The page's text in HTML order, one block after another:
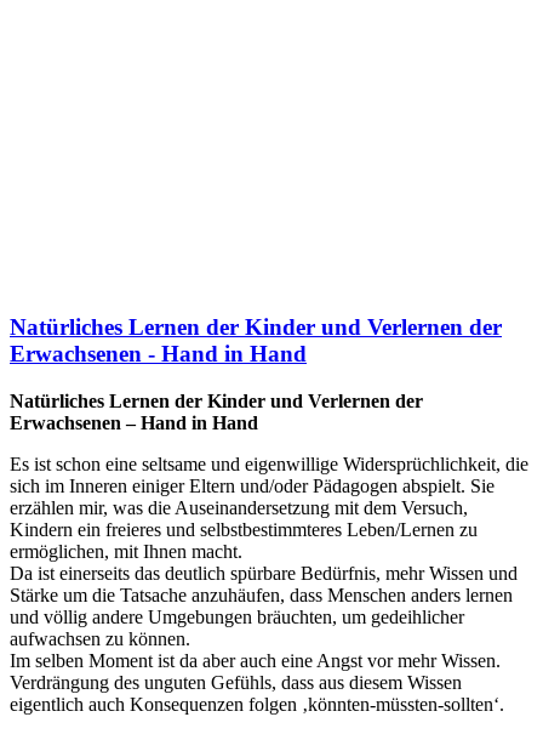
Natürliches Lernen der Kinder und Verlernen der
Erwachsenen - Hand in Hand
Natürliches Lernen der Kinder und Verlernen der
Erwachsenen – Hand in Hand
Es ist schon eine seltsame und eigenwillige Widersprüchlichkeit, die
sich im Inneren einiger Eltern und/oder Pädagogen abspielt. Sie
erzählen mir, was die Auseinandersetzung mit dem Versuch,
Kindern ein freieres und selbstbestimmteres Leben/Lernen zu
ermöglichen, mit Ihnen macht.
Da ist einerseits das deutlich spürbare Bedürfnis, mehr Wissen und
Stärke um die Tatsache anzuhäufen, dass Menschen anders lernen
und völlig andere Umgebungen bräuchten, um gedeihlicher
aufwachsen zu können.
Im selben Moment ist da aber auch eine Angst vor mehr Wissen.
Verdrängung des unguten Gefühls, dass aus diesem Wissen
eigentlich auch Konsequenzen folgen ‚könnten-müssten-sollten‘.